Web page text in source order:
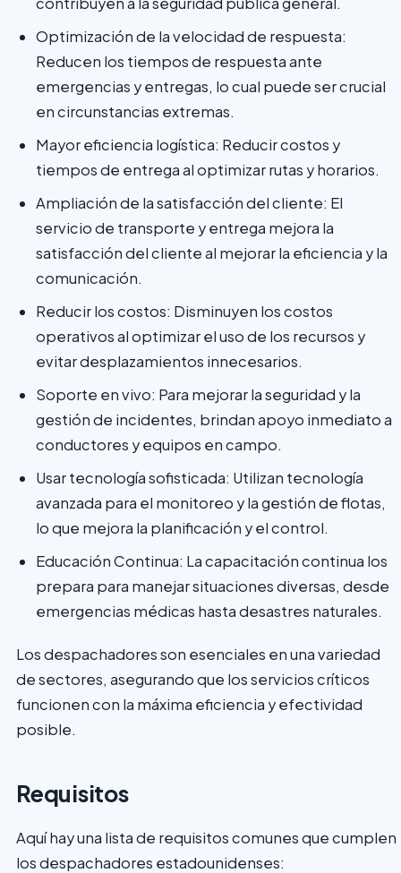
Optimización de la velocidad de respuesta:
Reducen los tiempos de respuesta ante
emergencias y entregas, lo cual puede ser crucial
en circunstancias extremas.
Mayor eficiencia logística: Reducir costos y
tiempos de entrega al optimizar rutas y horarios.
Ampliación de la satisfacción del cliente: El
servicio de transporte y entrega mejora la
satisfacción del cliente al mejorar la eficiencia y la
comunicación.
Reducir los costos: Disminuyen los costos
operativos al optimizar el uso de los recursos y
evitar desplazamientos innecesarios.
Soporte en vivo: Para mejorar la seguridad y la
gestión de incidentes, brindan apoyo inmediato a
conductores y equipos en campo.
Usar tecnología sofisticada: Utilizan tecnología
avanzada para el monitoreo y la gestión de flotas,
lo que mejora la planificación y el control.
Educación Continua: La capacitación continua los
prepara para manejar situaciones diversas, desde
emergencias médicas hasta desastres naturales.
Los despachadores son esenciales en una variedad
de sectores, asegurando que los servicios críticos
funcionen con la máxima eficiencia y efectividad
posible.
Requisitos
Aquí hay una lista de requisitos comunes que cumplen
los despachadores estadounidenses: